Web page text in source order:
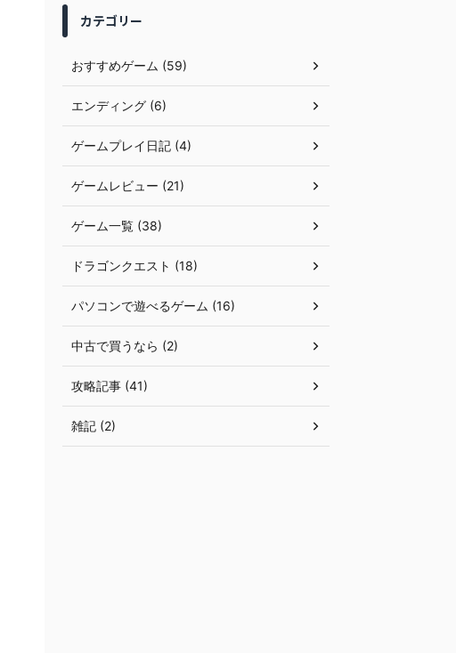
カテゴリー
おすすめゲーム (59)
エンディング (6)
ゲームプレイ日記 (4)
ゲームレビュー (21)
ゲーム一覧 (38)
ドラゴンクエスト (18)
パソコンで遊べるゲーム (16)
中古で買うなら (2)
攻略記事 (41)
雑記 (2)